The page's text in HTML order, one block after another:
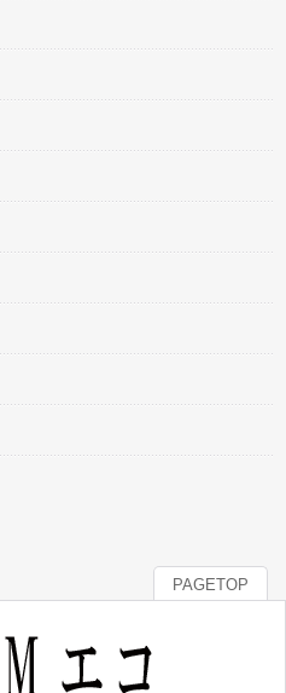
PAGETOP